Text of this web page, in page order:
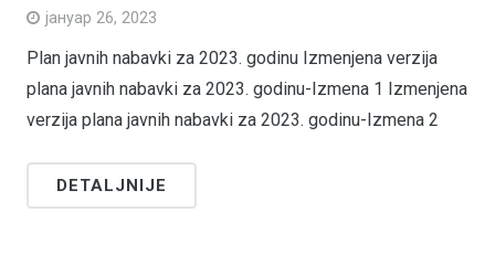
јануар 26, 2023
Plan javnih nabavki za 2023. godinu Izmenjena verzija
plana javnih nabavki za 2023. godinu-Izmena 1 Izmenjena
verzija plana javnih nabavki za 2023. godinu-Izmena 2
DETALJNIJE